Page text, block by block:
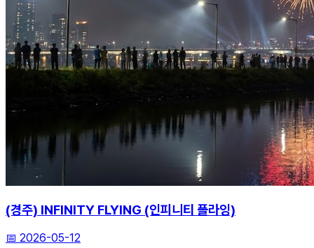
(경주) INFINITY FLYING (인피니티 플라잉)
📅 2026-05-12